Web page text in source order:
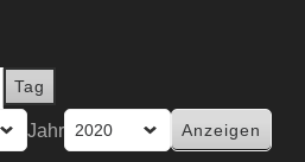
Tag
Jahr